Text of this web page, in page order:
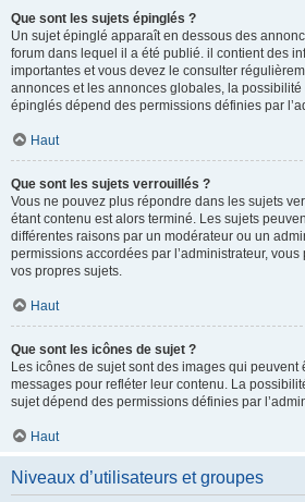
Que sont les sujets épinglés ?
Un sujet épinglé apparaît en dessous des
forum dans lequel il a été publié. il contient des
importantes et vous devez le consulter
annonces et les annonces globales, la
épinglés dépend des permissions définies par
Haut
Que sont les sujets verrouillés ?
Vous ne pouvez plus répondre dans les sujets
étant contenu est alors terminé. Les sujets
différentes raisons par un modérateur ou un
permissions accordées par l’administrateur,
vos propres sujets.
Haut
Que sont les icônes de sujet ?
Les icônes de sujet sont des images qui peuvent
messages pour refléter leur contenu. La
sujet dépend des permissions définies par
Haut
Niveaux d’utilisateurs et groupes